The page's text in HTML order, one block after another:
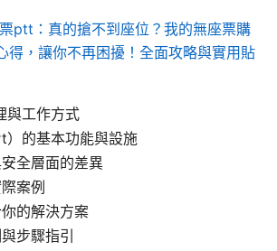
ptt：真的搶不到座位？我的無座票購
得，讓你不再困擾！全面攻略與實用貼
與工作方式
的基本功能與設施
全層面的差異
案例
的解決方案
步驟指引